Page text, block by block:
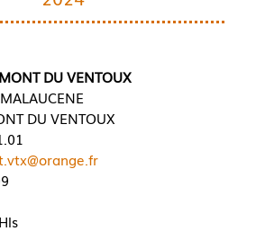
DU VENTOUX
DU VENTOUX